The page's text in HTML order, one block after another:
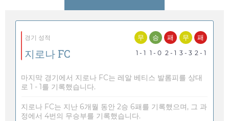
경기 성적
지로나 FC
무
1 - 1
승
1 - 0
패
2 - 1
무
3 - 3
패
2 - 1
마지막 경기에서 지로나 FC는 레알 베티스 발롬피를 상대
로 1 - 1를 기록했습니다.
지로나 FC는 지난 6개월 동안 2승 6패를 기록했으며, 그 과
정에서 4번의 무승부를 기록했습니다.